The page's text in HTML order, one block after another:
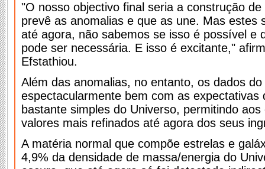
"O nosso objectivo final seria a construção
prevê as anomalias e que as une. Mas estes
até agora, não sabemos se isso é possível e
pode ser necessária. E isso é excitante,"
Efstathiou.
Além das anomalias, no entanto, os dados
espectacularmente bem com as expectativas
bastante simples do Universo, permitindo
valores mais refinados até agora dos seus
A matéria normal que compõe estrelas e
4,9% da densidade de massa/energia do